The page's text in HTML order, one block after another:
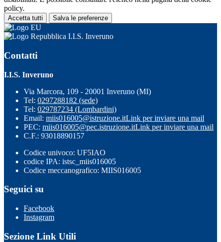
policy.
Accetta tutti Salva le preferenze
I.I.S. Inveruno
Contatti
I.I.S. Inveruno
Via Marcora, 109 - 20001 Inveruno (MI)
Tel: 0297288182 (sede)
Tel: 029787234 (Lombardini)
Email: miis016005@istruzione.itLink per inviare una mail
PEC: miis016005@pec.istruzione.itLink per inviare una mail
C.F.: 93018890157
Codice univoco: UF5IAO
codice IPA: istsc_miis016005
Codice meccanografico: MIIS016005
Seguici su
Facebook
Instagram
Sezione Link Utili